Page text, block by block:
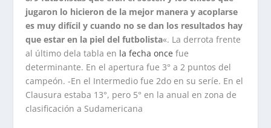
jugaron lo hicieron de la mejor manera y acoplarse
es muy difícil y cuando no se dan los resultados hay
que estar en la piel del futbolista«. La derrota frente
al último dela tabla en la fecha once fue
determinante. En el apertura fue 3° a 2 puntos del
campeón. -En el Intermedio fue 2do en su seríe. En el
Clausura estaba 13°, pero 5° en la anual en zona de
clasificación a Sudamericana